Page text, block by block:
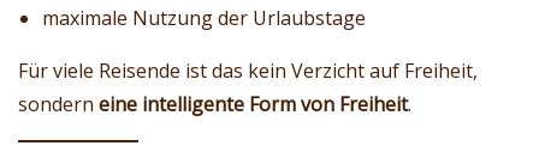
maximale Nutzung der Urlaubstage
Für viele Reisende ist das kein Verzicht auf Freiheit,
sondern eine intelligente Form von Freiheit.